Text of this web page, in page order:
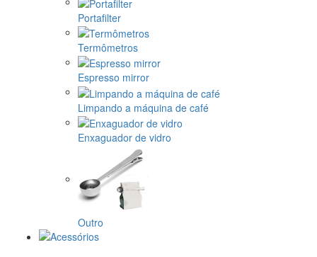
Portafilter
Termômetros
Espresso mirror
Limpando a máquina de café
Enxaguador de vidro
Outro